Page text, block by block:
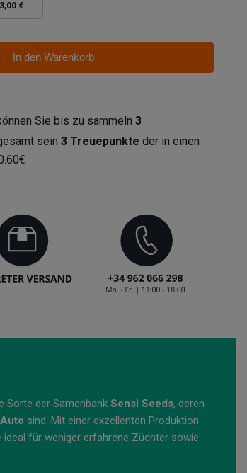
€
In den Warenkorb
Sie bis zu sammeln 3
sein 3 Treuepunkte der in einen
Sorte der Samenbank Sensi Seeds, deren
sind. Mit einer exzellenten Produktion
für weniger erfahrene Züchter sowie